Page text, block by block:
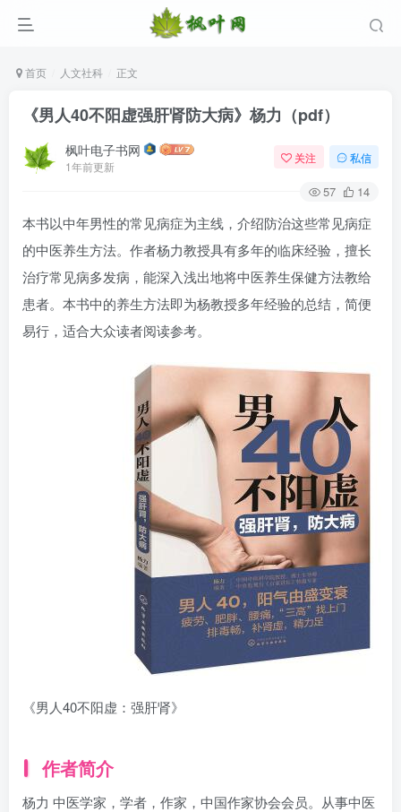
首页 人文社科 正文
《男人40不阳虚强肝肾防大病》杨力（pdf）
枫叶电子书网
1年前更新
关注 私信
57 14
本书以中年男性的常见病症为主线，介绍防治这些常见病症
的中医养生方法。作者杨力教授具有多年的临床经验，擅长
治疗常见病多发病，能深入浅出地将中医养生保健方法教给
患者。本书中的养生方法即为杨教授多年经验的总结，简便
易行，适合大众读者阅读参考。
《男人40不阳虚：强肝肾》
作者简介
杨力 中医学家，学者，作家，中国作家协会会员。从事中医
登录
没有账号？立即注册
记住登录 找回密码|免密登录
登录
社交账号登录